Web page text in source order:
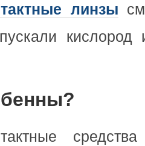
линзы
кислород